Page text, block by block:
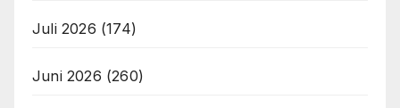
Juli 2026 (174)
Juni 2026 (260)